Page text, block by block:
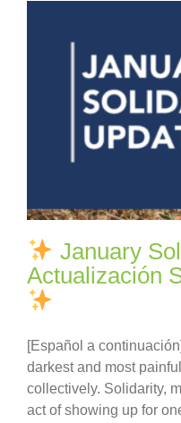
January
Actualización
[Español a
darkest and most
collectively. Solidarity,
act of showing up for